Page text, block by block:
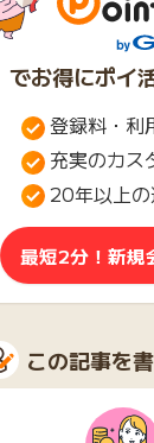
でお得にポイ
登録料・利
充実のカス
20年以上
最短2分！新規
この記事を